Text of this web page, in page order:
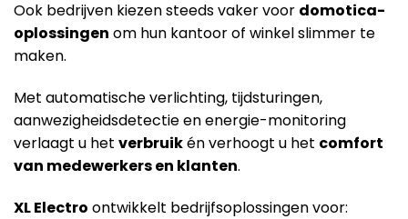
Ook bedrijven kiezen steeds vaker voor domotica-
oplossingen om hun kantoor of winkel slimmer te
maken.
Met automatische verlichting, tijdsturingen,
aanwezigheidsdetectie en energie-monitoring
verlaagt u het verbruikén verhoogt u het comfort
van medewerkers en klanten.
XL Electro ontwikkelt bedrijfsoplossingen voor: